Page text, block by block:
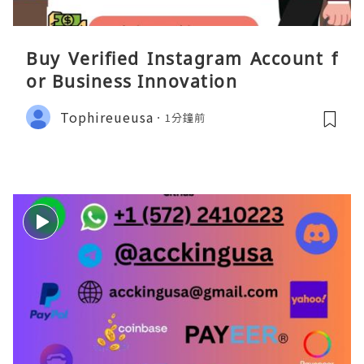
Buy Verified Instagram Account f
or Business Innovation
Tophireueusa 1分鐘前